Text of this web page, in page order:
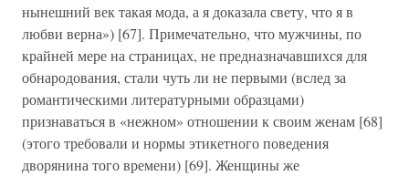
нынешний век такая мода, а я доказала свету, что я в
любви верна») [67]. Примечательно, что мужчины, по
крайней мере на страницах, не предназначавшихся для
обнародования, стали чуть ли не первыми (вслед за
романтическими литературными образцами)
признаваться в «нежном» отношении к своим женам [68]
(этого требовали и нормы этикетного поведения
дворянина того времени) [69]. Женщины же